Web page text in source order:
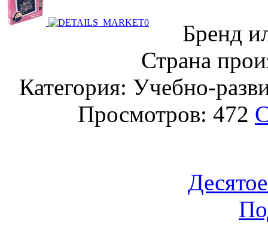
Бренд
Страна
Категория: Учебно-
Просмотров: 472